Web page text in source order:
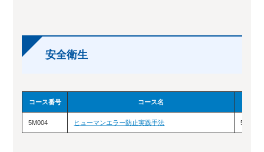
安全衛生
コース番号 コース名
5M004 ヒューマンエラー防止実践手法 5/18（